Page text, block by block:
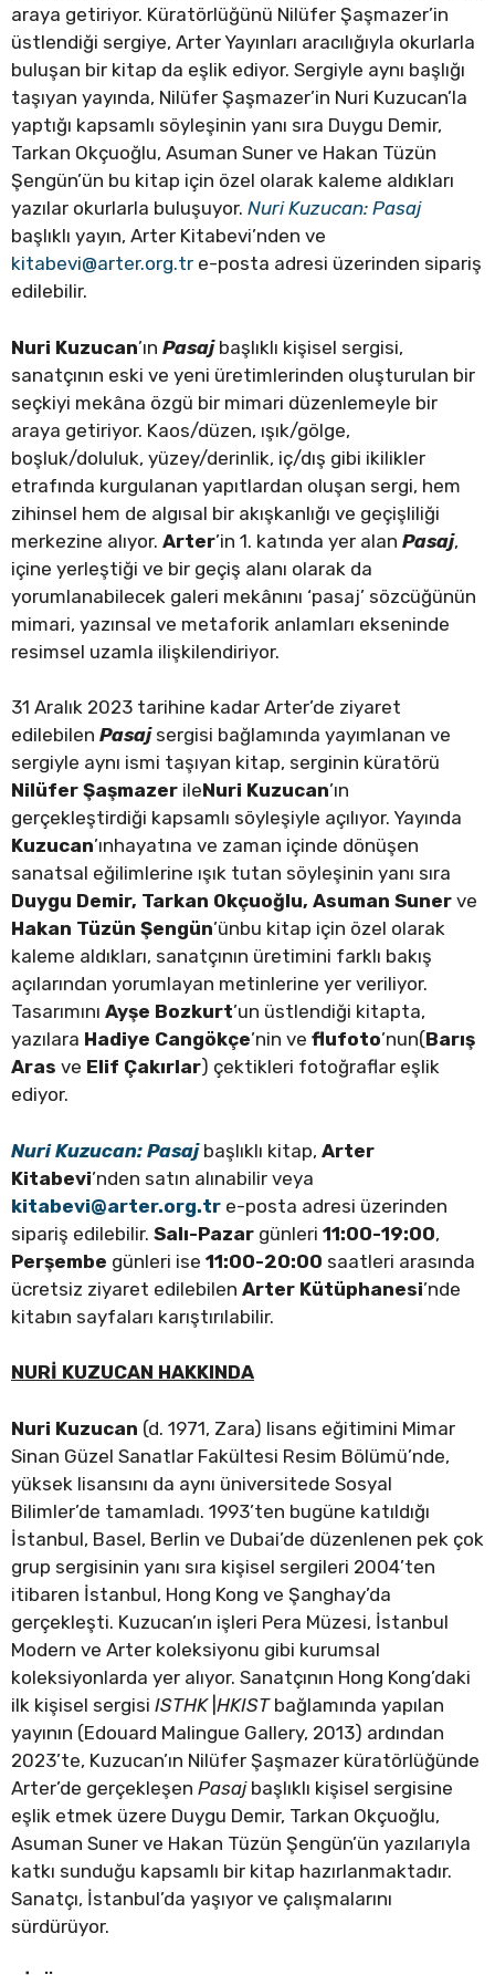
araya getiriyor. Küratörlüğünü Nilüfer Şaşmazer’in
üstlendiği sergiye, Arter Yayınları aracılığıyla okurlarla
buluşan bir kitap da eşlik ediyor. Sergiyle aynı başlığı
taşıyan yayında, Nilüfer Şaşmazer’in Nuri Kuzucan’la
yaptığı kapsamlı söyleşinin yanı sıra Duygu Demir,
Tarkan Okçuoğlu, Asuman Suner ve Hakan Tüzün
Şengün’ün bu kitap için özel olarak kaleme aldıkları
yazılar okurlarla buluşuyor. Nuri Kuzucan: Pasaj
başlıklı yayın, Arter Kitabevi’nden ve
kitabevi@arter.org.tr e-posta adresi üzerinden sipariş
edilebilir.
Nuri Kuzucan’ın Pasajbaşlıklı kişisel sergisi,
sanatçının eski ve yeni üretimlerinden oluşturulan bir
seçkiyi mekâna özgü bir mimari düzenlemeyle bir
araya getiriyor. Kaos/düzen, ışık/gölge,
boşluk/doluluk, yüzey/derinlik, iç/dış gibi ikilikler
etrafında kurgulanan yapıtlardan oluşan sergi, hem
zihinsel hem de algısal bir akışkanlığı ve geçişliliği
merkezine alıyor. Arter’in 1. katında yer alan Pasaj,
içine yerleştiği ve bir geçiş alanı olarak da
yorumlanabilecek galeri mekânını ‘pasaj’ sözcüğünün
mimari, yazınsal ve metaforik anlamları ekseninde
resimsel uzamla ilişkilendiriyor.
31 Aralık 2023 tarihine kadar Arter’de ziyaret
edilebilen Pasajsergisi bağlamında yayımlanan ve
sergiyle aynı ismi taşıyan kitap, serginin küratörü
Nilüfer Şaşmazer ileNuri Kuzucan’ın
gerçekleştirdiği kapsamlı söyleşiyle açılıyor. Yayında
Kuzucan’ınhayatına ve zaman içinde dönüşen
sanatsal eğilimlerine ışık tutan söyleşinin yanı sıra
Duygu Demir, Tarkan Okçuoğlu, Asuman Suner ve
Hakan Tüzün Şengün’ünbu kitap için özel olarak
kaleme aldıkları, sanatçının üretimini farklı bakış
açılarından yorumlayan metinlerine yer veriliyor.
Tasarımını Ayşe Bozkurt’un üstlendiği kitapta,
yazılara Hadiye Cangökçe’nin ve flufoto’nun(Barış
Aras ve Elif Çakırlar) çektikleri fotoğraflar eşlik
ediyor.
Nuri Kuzucan: Pasaj başlıklı kitap, Arter
Kitabevi’nden satın alınabilir veya
kitabevi@arter.org.tr e-posta adresi üzerinden
sipariş edilebilir. Salı-Pazar günleri 11:00-19:00,
Perşembe günleri ise 11:00-20:00 saatleri arasında
ücretsiz ziyaret edilebilen Arter Kütüphanesi’nde
kitabın sayfaları karıştırılabilir.
NURİ KUZUCAN HAKKINDA
Nuri Kuzucan (d. 1971, Zara) lisans eğitimini Mimar
Sinan Güzel Sanatlar Fakültesi Resim Bölümü’nde,
yüksek lisansını da aynı üniversitede Sosyal
Bilimler’de tamamladı. 1993’ten bugüne katıldığı
İstanbul, Basel, Berlin ve Dubai’de düzenlenen pek çok
grup sergisinin yanı sıra kişisel sergileri 2004’ten
itibaren İstanbul, Hong Kong ve Şanghay’da
gerçekleşti. Kuzucan’ın işleri Pera Müzesi, İstanbul
Modern ve Arter koleksiyonu gibi kurumsal
koleksiyonlarda yer alıyor. Sanatçının Hong Kong’daki
ilk kişisel sergisi ISTHK| HKISTbağlamında yapılan
yayının (Edouard Malingue Gallery, 2013) ardından
2023’te, Kuzucan’ın Nilüfer Şaşmazer küratörlüğünde
Arter’de gerçekleşen Pasajbaşlıklı kişisel sergisine
eşlik etmek üzere Duygu Demir, Tarkan Okçuoğlu,
Asuman Suner ve Hakan Tüzün Şengün’ün yazılarıyla
katkı sunduğu kapsamlı bir kitap hazırlanmaktadır.
Sanatçı, İstanbul’da yaşıyor ve çalışmalarını
sürdürüyor.